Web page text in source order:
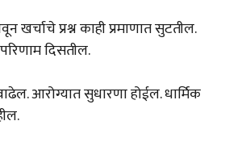
खर्चाचे प्रश्न काही प्रमाणात सुटतील.
दिसतील.
आरोग्यात सुधारणा होईल. धार्मिक